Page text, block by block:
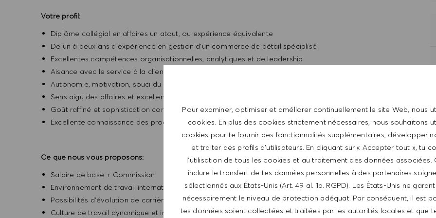
Pour examiner, optimiser et améliorer continuellement le site Web, nous
cookies. En plus des cookies strictement nécessaires, nous souhaitons
cookies pour te fournir des fonctionnalités supplémentaires, développer
et traiter des profils d’utilisateurs. En cliquant sur « Accepter tout », tu
l’utilisation de tous les cookies et au traitement des données associées.
inclure le transfert de tes données personnelles à des partenaires
sélectionnés aux États-Unis (Art. 49 al. 1a. RGPD). Les États-Unis ne
nécessairement le niveau de protection adéquat. Par conséquent, il est
tes données soient collectées et traitées par les autorités locales et que
Votre profil:
Diplôme collégial en affaires un atout, ou expérience équivalente
De un à deux ans d’expérience en gestion d’un commerce de détail spécialisé
Excellentes compétences organisationnelles, analytiques et de leadership
Aisance avec le service à la clientèle et solide compétence en communication
Autonomie, motivation, souci du détail et esprit d’entreprise
Sens aigu des affaires et excellentes qualités relationnelles
Goût raffiné et sophistication conformes à la philosophie du style de vie HUGO BOSS
Excellente connaissance des produits HUGO BOSS
Ce que nous vous proposons:
Salaire de base + Commission
Environnement de travail international et inspirant
Possibilités d'évolution de carrière
Culture de travail dynamique et inspirante